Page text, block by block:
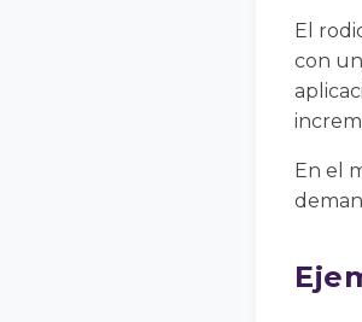
El
con
En el